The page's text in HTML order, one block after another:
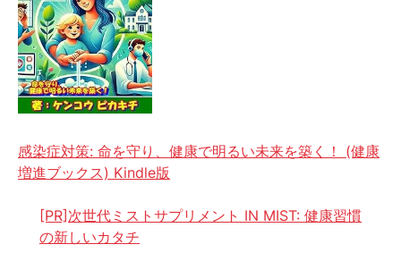
感染症対策: 命を守り、健康で明るい未来を築く！ (健康
増進ブックス) Kindle版
[PR]次世代ミストサプリメント IN MIST: 健康習慣
の新しいカタチ